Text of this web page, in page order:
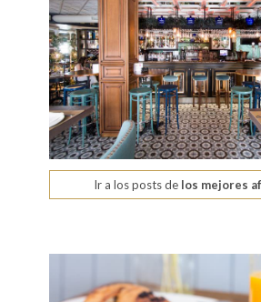
Ir a los posts delos mejores